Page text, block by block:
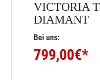
VICTORIA
DIAMANT
Bei uns:
799,00€*